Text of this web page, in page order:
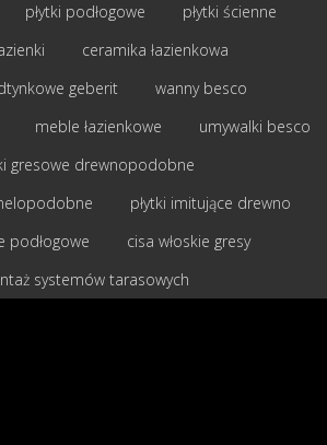
płytki podłogowe
płytki ścienne
ceramika łazienkowa
geberit
wanny besco
meble łazienkowe
umywalki besco
gresowe drewnopodobne
płytki imitujące drewno
podłogowe
cisa włoskie gresy
systemów tarasowych